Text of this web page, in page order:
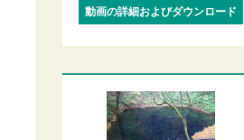
動画の詳細およびダウンロード